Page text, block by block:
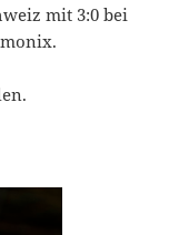
mit 3:0 bei